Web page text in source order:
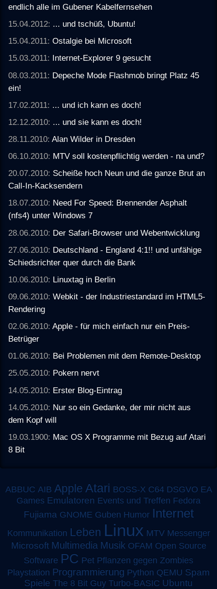
endlich alle im Gubener Kabelfernsehen
15.04.2012: ... und tschüß, Ubuntu!
15.04.2011:Ostalgie bei Microsoft
15.03.2011: Internet-Explorer 9 gesucht
08.03.2011: Depeche Mode Flashmob bringt Platz 45
ein!
17.02.2011: ... und ich kann es doch!
12.12.2010: ... und sie kann es doch!
28.11.2010:Alan Wilder in Dresden
06.10.2010: MTV soll kostenpflichtig werden - na und?
20.07.2010: Scheiße hoch Neun und die ganze Brut an
Call-In-Kacksendern
18.07.2010: Need For Speed: Brennender Asphalt
(nfs4) unter Windows 7
28.06.2010: Der Safari-Browser und Webentwicklung
27.06.2010: Deutschland - England 4:1!! und unfähige
Schiedsrichter quer durch die Bank
10.06.2010: Linuxtag in Berlin
09.06.2010:Webkit - der Industriestandard im HTML5-
Rendering
02.06.2010:Apple - für mich einfach nur ein Preis-
Betrüger
01.06.2010: Bei Problemen mit dem Remote-Desktop
25.05.2010: Pokern nervt
14.05.2010: Erster Blog-Eintrag
14.05.2010: Nur so ein Gedanke, der mir nicht aus
dem Kopf will
19.03.1900: Mac OS X Programme mit Bezug auf Atari
8 Bit
ABBUC AIB Apple Atari BOSS-X C64 DSGVO EA
Games Emulatoren Events und Treffen Fedora
Fujiama GNOME Guben Humor Internet
Kommunikation Leben Linux MTV Messenger
Microsoft Multimedia Musik OFAM Open Source
Software PC Pet Pflanzen gegen Zombies
Playstation Programmierung Python QEMU Spam
Spiele The 8 Bit Guy Turbo-BASIC Ubuntu